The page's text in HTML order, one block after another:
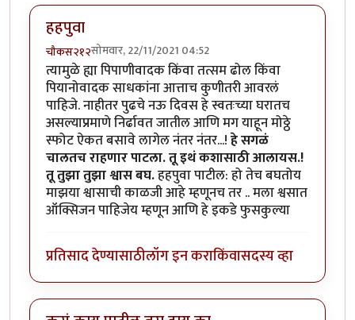
हहपुवा
चौकस२१२सोमवार, 22/11/2021 04:52
त्यामुळे ह्या पिपाणीवादक किंवा तत्सम ढोल किंवा
पियानोवादक साधकांना आत्ताच कुणीतरी आवरलं
पाहिजे. नाहीतर पुढचे नऊ दिवस हे स्वतःच्या घरातच
असल्याप्रमाणे निर्ढावत जातील आणि मग याहून मोठ्ठे
स्फोट ऐकत बसावे लागेल नंतर नंतर...!हे सगळं
चालतच राहणार पाटला. तू इथं कशासाठी आलायस.!
तू तुझा तुझा श्वास बघ.हहपुवा पाटील: हो तेच बघतोय
माझया श्वासाची काळजी आहे म्हणूनच तर .. मला श्वसात
ऑक्सिजन पाहिजेय म्हणून आणि हे इकडे फुसकुल्या
प्रतिसाद देण्यासाठीलॉग इन कराकिंवासदस्य व्हा